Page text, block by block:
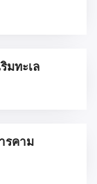
มทะเล
รคาม